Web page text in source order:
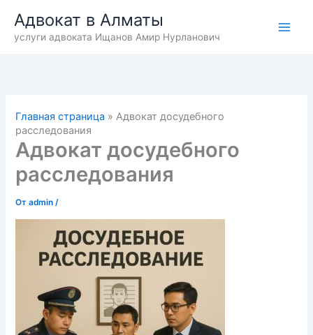
содержимому
Адвокат в Алматы
услуги адвоката Ищанов Амир Нурланович
Главная страница »Адвокат досудебного
расследования
Адвокат досудебного
расследования
Отadmin/